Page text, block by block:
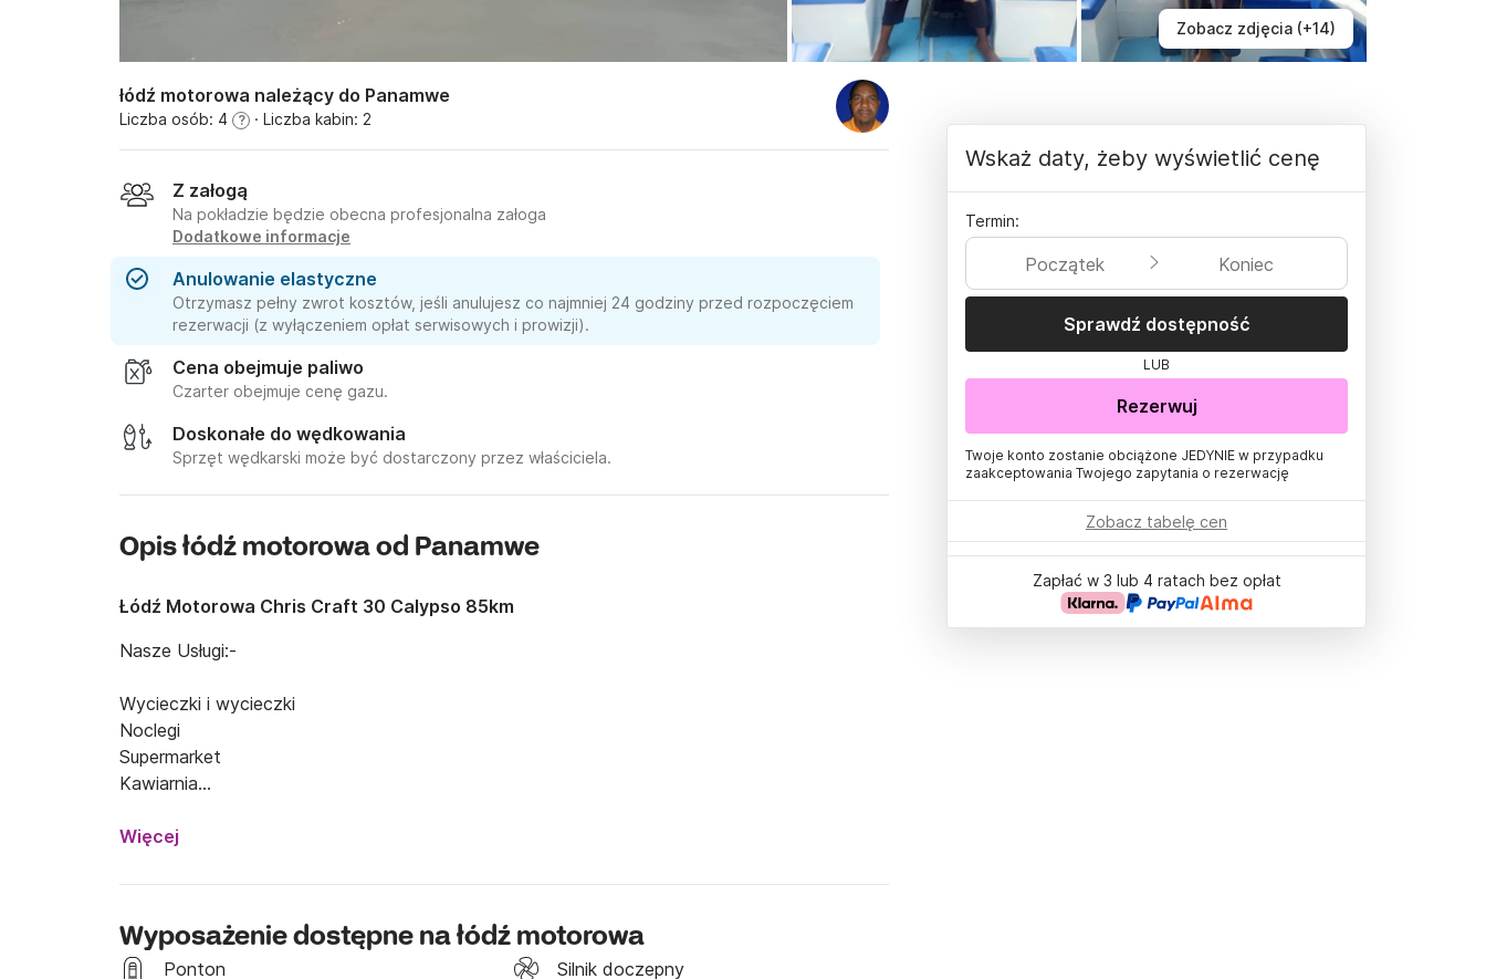
Zobacz zdjęcia (+14)
łódź motorowa należący do Panamwe
Liczba osób: 4 ? · Liczba kabin: 2
Z załogą
Na pokładzie będzie obecna profesjonalna załoga
Dodatkowe informacje
Anulowanie elastyczne
Otrzymasz pełny zwrot kosztów, jeśli anulujesz co najmniej 24 godziny przed rozpoczęciem
rezerwacji (z wyłączeniem opłat serwisowych i prowizji).
Cena obejmuje paliwo
Czarter obejmuje cenę gazu.
Doskonałe do wędkowania
Sprzęt wędkarski może być dostarczony przez właściciela.
Opis łódź motorowa od Panamwe
Łódź Motorowa Chris Craft 30 Calypso 85km
Nasze Usługi:-
Wycieczki i wycieczki
Noclegi
Supermarket
Kawiarnia
Wspinaczka na górę
Nurkowanie
Nurkowanie
Safari
Więcej
Wyposażenie dostępne na łódź motorowa
Ponton
Silnik doczepny
Wskaż daty, żeby wyświetlić cenę
Termin:
Początek Koniec
Sprawdź dostępność
LUB
Rezerwuj
Twoje konto zostanie obciążone JEDYNIE w przypadku
zaakceptowania Twojego zapytania o rezerwację
Zobacz tabelę cen
Zapłać w 3 lub 4 ratach bez opłat